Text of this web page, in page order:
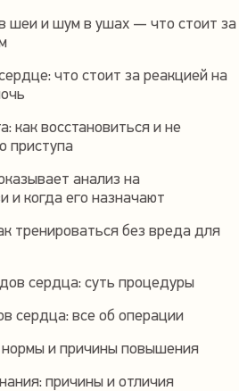
шеи и шум в ушах — что стоит за
что стоит за реакцией на
как восстановиться и не
приступа
анализ на
и когда его назначают
тренироваться без вреда для
сердца: суть процедуры
сердца: все об операции
и причины повышения
причины и отличия